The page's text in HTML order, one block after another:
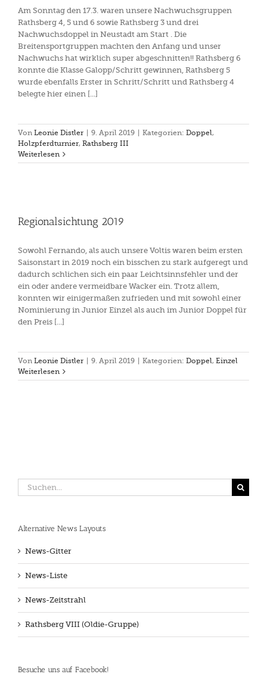
Am Sonntag den 17.3. waren unsere Nachwuchsgruppen
Rathsberg 4, 5 und 6 sowie Rathsberg 3 und drei
Nachwuchsdoppel in Neustadt am Start . Die
Breitensportgruppen machten den Anfang und unser
Nachwuchs hat wirklich super abgeschnitten!! Rathsberg 6
konnte die Klasse Galopp/Schritt gewinnen, Rathsberg 5
wurde ebenfalls Erster in Schritt/Schritt und Rathsberg 4
belegte hier einen [...]
Von Leonie Distler 9. April 2019 Kategorien: Doppel,
Holzpferdturnier, Rathsberg III
Weiterlesen
Regionalsichtung 2019
Sowohl Fernando, als auch unsere Voltis waren beim ersten
Saisonstart in 2019 noch ein bisschen zu stark aufgeregt und
dadurch schlichen sich ein paar Leichtsinnsfehler und der
ein oder andere vermeidbare Wacker ein. Trotz allem,
konnten wir einigermaßen zufrieden und mit sowohl einer
Nominierung in Junior Einzel als auch im Junior Doppel für
den Preis [...]
Von Leonie Distler 9. April 2019 Kategorien: Doppel, Einzel
Weiterlesen
Suche
nach:
Alternative News Layouts
News-Gitter
News-Liste
News-Zeitstrahl
Rathsberg VIII (Oldie-Gruppe)
Besuche uns auf Facebook!